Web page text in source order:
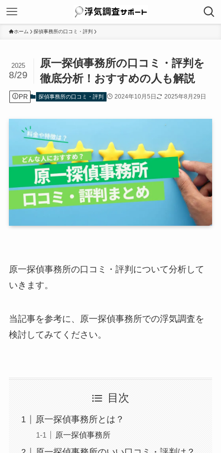
ホーム 探偵事務所の口コミ・評判
原一探偵事務所の口コミ・評判を
徹底分析！おすすめの人も解説
2025
8/29
PR 探偵事務所の口コミ・評判 2024年10月5日 2025年8月29日
原一探偵事務所の口コミ・評判について分析して
いきます。
当記事を参考に、原一探偵事務所での浮気調査を
検討してみてください。
目次
原一探偵事務所とは？
原一探偵事務所